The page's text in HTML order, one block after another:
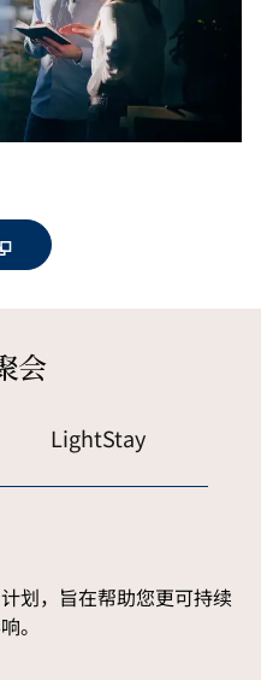
会
LightStay
划，旨在帮助您更可持续
。